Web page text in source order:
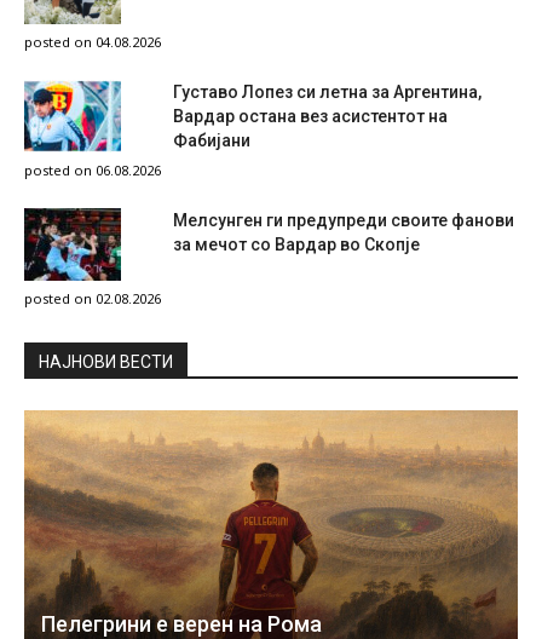
posted on 04.08.2026
Густаво Лопез си летна за Аргентина,
Вардар остана вез асистентот на
Фабијани
posted on 06.08.2026
Мелсунген ги предупреди своите фанови
за мечот со Вардар во Скопје
posted on 02.08.2026
НAЈНОВИ ВЕСТИ
Пелегрини е верен на Рома